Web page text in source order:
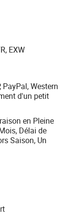
EXW
PayPal, Western
d'un petit
en Pleine
Délai de
Saison, Un